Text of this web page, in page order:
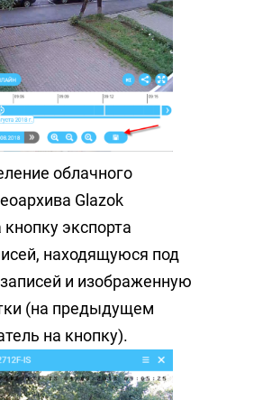
облачного
Glazok
экспорта
находящуюся под
и изображенную
(на предыдущем
на кнопку).